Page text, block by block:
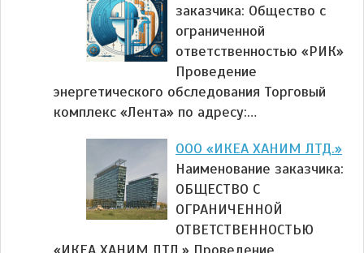
заказчика: Общество с
ограниченной
ответственностью «РИК»
Проведение
энергетического обследования Торговый
комплекс «Лента» по адресу:…
ООО «ИКЕА ХАНИМ ЛТД.»
Наименование заказчика:
ОБЩЕСТВО С
ОГРАНИЧЕННОЙ
ОТВЕТСТВЕННОСТЬЮ